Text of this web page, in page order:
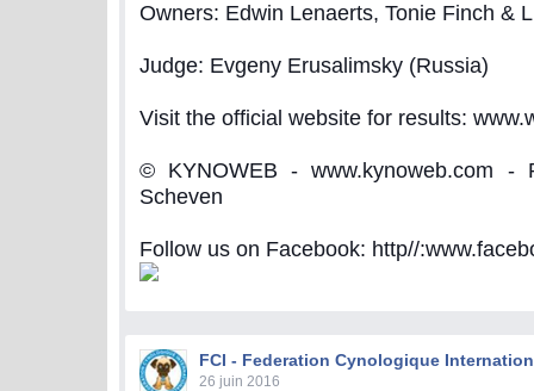
Owners: Edwin Lenaerts, Tonie Finch &
Judge: Evgeny Erusalimsky (Russia)
Visit the official website for results:
© KYNOWEB - www.kynoweb.com -
Scheven
Follow us on Facebook: http//
FCI - Federation Cynologique
26 juin 2016